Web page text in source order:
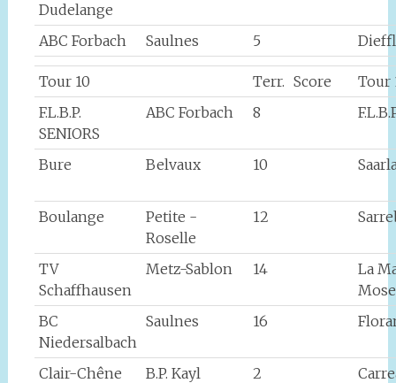
Dudelange
ABC Forbach Saulnes 5
Tour 10 Terr. Score
Tour
F.L.B.P.
SENIORS
ABC Forbach 8
Bure Belvaux 10
Boulange
Petite -
Roselle
12
TV
Schaffhausen
Metz-Sablon 14
La
BC
Niedersalbach
Saulnes 16
Clair-Chêne
B.P. Kayl 2